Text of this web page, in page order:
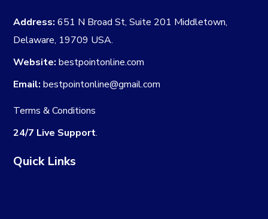
Address: 651 N Broad St, Suite 201 Middletown,
Delaware, 19709 USA.
Website: bestpointonline.com
Email: bestpointonline@gmail.com
Terms & Conditions
24/7 Live Support.
Quick Links